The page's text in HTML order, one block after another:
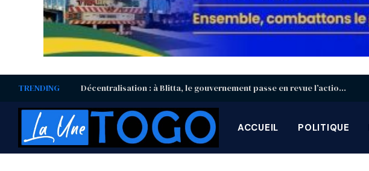
TRENDING Décentralisation : à Blitta, le gouvernement passe en revue l’action des gouverneurs et préfets
ACCUEIL POLITIQUE